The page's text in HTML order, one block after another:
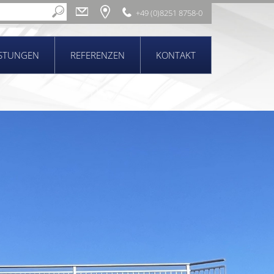
+49 (0)8251 8758-0
REFERENZEN KONTAKT